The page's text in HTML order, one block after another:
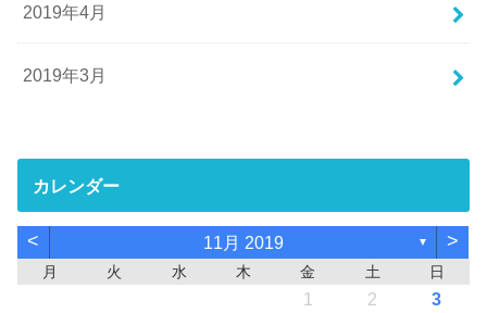
2019年4月
2019年3月
カレンダー
< 11月 2019 ▼ >
月 火 水 木 金 土 日
1 2
3